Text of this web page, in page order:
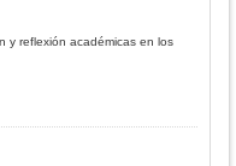
y reflexión académicas en los